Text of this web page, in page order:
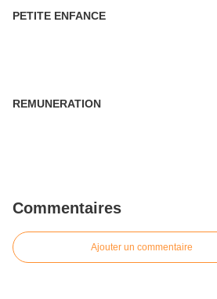
PETITE ENFANCE
REMUNERATION
Commentaires
Ajouter un commentaire